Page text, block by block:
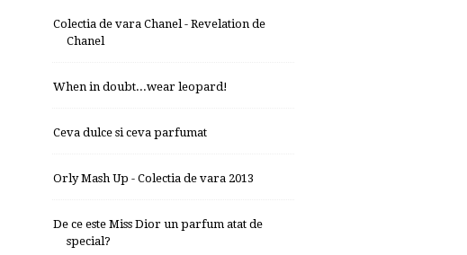
Colectia de vara Chanel - Revelation de
Chanel
When in doubt...wear leopard!
Ceva dulce si ceva parfumat
Orly Mash Up - Colectia de vara 2013
De ce este Miss Dior un parfum atat de
special?